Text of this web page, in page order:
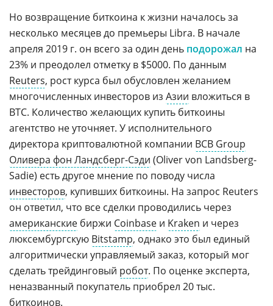
Но возвращение биткоина к жизни началось за
несколько месяцев до премьеры Libra. В начале
апреля 2019 г. он всего за один день подорожал на
23% и преодолел отметку в $5000. По данным
Reuters, рост курса был обусловлен желанием
многочисленных инвесторов из Азии вложиться в
BTC. Количество желающих купить биткоины
агентство не уточняет. У исполнительного
директора криптовалютной компании BCB Group
Оливера фон Ландсберг-Сэди (Oliver von Landsberg-
Sadie) есть другое мнение по поводу числа
инвесторов, купивших биткоины. На запрос Reuters
он ответил, что все сделки проводились через
американские биржи Coinbase и Kraken и через
люксембургскую Bitstamp, однако это был единый
алгоритмически управляемый заказ, который мог
сделать трейдинговый робот. По оценке эксперта,
неназванный покупатель приобрел 20 тыс.
биткоинов.